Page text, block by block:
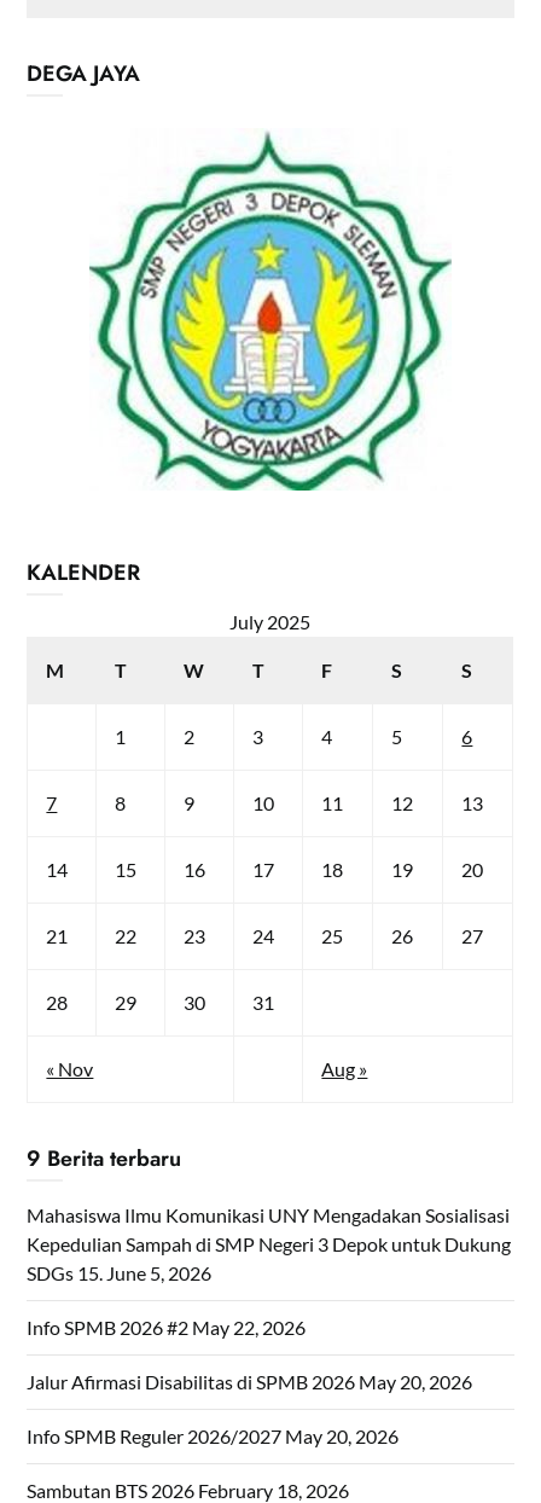
DEGA JAYA
KALENDER
July 2025
M T W T F S S
« Nov Aug »
1 2 3 4 5 6
7 8 9 10 11 12 13
14 15 16 17 18 19 20
21 22 23 24 25 26 27
28 29 30 31
9 Berita terbaru
Mahasiswa Ilmu Komunikasi UNY Mengadakan Sosialisasi
Kepedulian Sampah di SMP Negeri 3 Depok untuk Dukung
SDGs 15. June 5, 2026
Info SPMB 2026 #2 May 22, 2026
Jalur Afirmasi Disabilitas di SPMB 2026 May 20, 2026
Info SPMB Reguler 2026/2027 May 20, 2026
Sambutan BTS 2026 February 18, 2026